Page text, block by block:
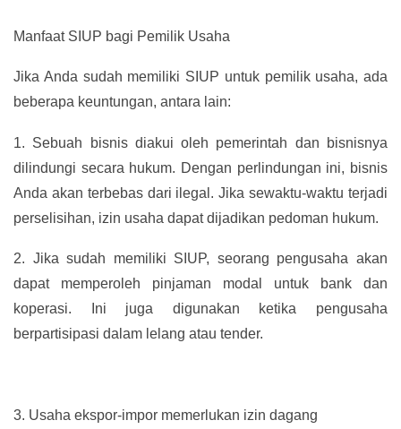
Manfaat SIUP bagi Pemilik Usaha
Jika Anda sudah memiliki SIUP untuk pemilik usaha, ada
beberapa keuntungan, antara lain:
1. Sebuah bisnis diakui oleh pemerintah dan bisnisnya
dilindungi secara hukum. Dengan perlindungan ini, bisnis
Anda akan terbebas dari ilegal. Jika sewaktu-waktu terjadi
perselisihan, izin usaha dapat dijadikan pedoman hukum.
2. Jika sudah memiliki SIUP, seorang pengusaha akan
dapat memperoleh pinjaman modal untuk bank dan
koperasi. Ini juga digunakan ketika pengusaha
berpartisipasi dalam lelang atau tender.
3. Usaha ekspor-impor memerlukan izin dagang